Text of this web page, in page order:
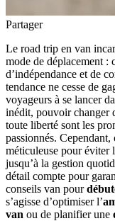
Partager
Le road trip en van
mode de déplacement :
d’indépendance et de
tendance ne cesse de
voyageurs à se lancer
inédit, pouvoir changer
toute liberté sont les
passionnés.
méticuleuse pour éviter
jusqu’à la gestion
détail compte pour
conseils van pour
s’agisse d’optimiser l’
van ou de planifier une